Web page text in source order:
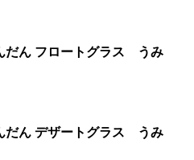
ノラネコぐんだん フロートグラス うみ
ノラネコぐんだん デザートグラス うみ